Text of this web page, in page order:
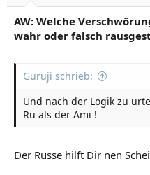
AW: Welche
wahr oder falsch
Guruji schrieb:
Und nach der Logik zu
Ru als der Ami !
Der Russe hilft Dir nen